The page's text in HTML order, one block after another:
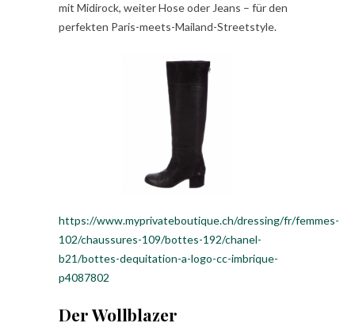
mit Midirock, weiter Hose oder Jeans – für den
perfekten Paris-meets-Mailand-Streetstyle.
https://www.myprivateboutique.ch/dressing/fr/femmes-
102/chaussures-109/bottes-192/chanel-
b21/bottes-dequitation-a-logo-cc-imbrique-
p4087802
Der Wollblazer